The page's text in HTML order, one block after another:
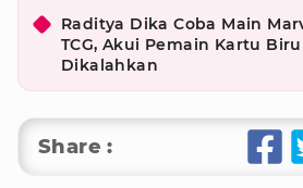
Raditya Dika Coba Main
TCG, Akui Pemain Kartu
Dikalahkan
Share :